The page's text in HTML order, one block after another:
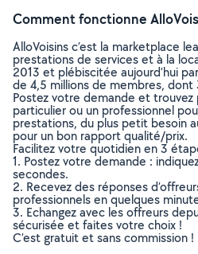
Comment fonctionne
AlloVoisins c’est la marketplace
prestations de services et à la
2013 et plébiscitée aujourd’hui
de 4,5 millions de membres,
Postez votre demande et trouvez
particulier ou un professionnel
prestations, du plus petit besoin
pour un bon rapport qualité/prix.
Facilitez votre quotidien en 3
1. Postez votre demande :
secondes.
2. Recevez des réponses
professionnels en quelques
3. Echangez avec les offreurs
sécurisée et faites votre choix !
C’est gratuit et sans commission !